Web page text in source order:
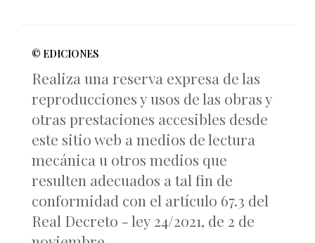
© EDICIONES
Realiza una reserva expresa de las
reproducciones y usos de las obras y
otras prestaciones accesibles desde
este sitio web a medios de lectura
mecánica u otros medios que
resulten adecuados a tal fin de
conformidad con el artículo 67.3 del
Real Decreto - ley 24/2021, de 2 de